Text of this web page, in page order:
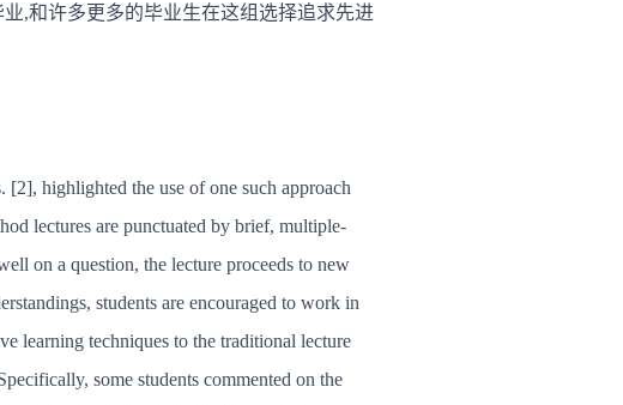
,和许多更多的毕业生在这组选择追求先进
highlighted the use of one such approach
lectures are punctuated by brief, multiple-
on a question, the lecture proceeds to new
students are encouraged to work in
learning techniques to the traditional lecture
some students commented on the